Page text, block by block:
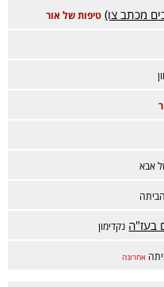
מכתב צו) טיפות של אור
אבא
בעז"ה נקדימון
אחרונה